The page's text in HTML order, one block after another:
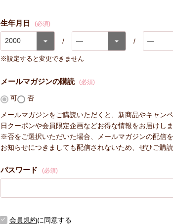
生年月日 (必須)
※設定すると変更できません
メールマガジンの購読 (必須)
可 否
メールマガジンをご購読いただくと、新商品やキャン
日クーポンや会員限定企画などお得な情報をお届けし
※否をご選択いただいた場合、メールマガジンの配信
お知らせにつきましても配信されないため、ぜひご購
パスワード (必須)
会員規約に同意する